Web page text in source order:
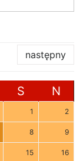
następny
S N
1 2
8 9
15 16